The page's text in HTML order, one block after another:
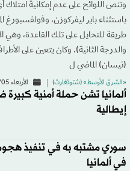
باستثناء باير ليفركوزن،
طريقة للتحايل على تلك القاعدة، وهي
(نيسان) الماضي ل
«الشرق الأوسط» (شتوتغارت) الأربعاء 03/05 - 16:49
ألمانيا تشن حملة أمنية كبيرة
إيطالية
سوري مشتبه به في تنفيذ
في ألمانيا